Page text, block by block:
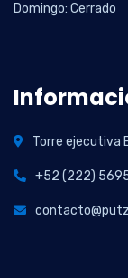
Domingo: Cerrado
Torre ejecutiva
+52 (222)